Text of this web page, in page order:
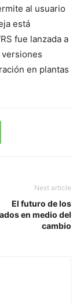
al usuario
está
fue lanzada a
en plantas
Next article
El futuro de los
en medio del
cambio